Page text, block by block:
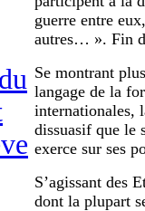
guerre entre
autres… ». Fin
Se montrant
langage de la
internationales,
dissuasif que le
exerce sur ses
S’agissant des
dont la plupart